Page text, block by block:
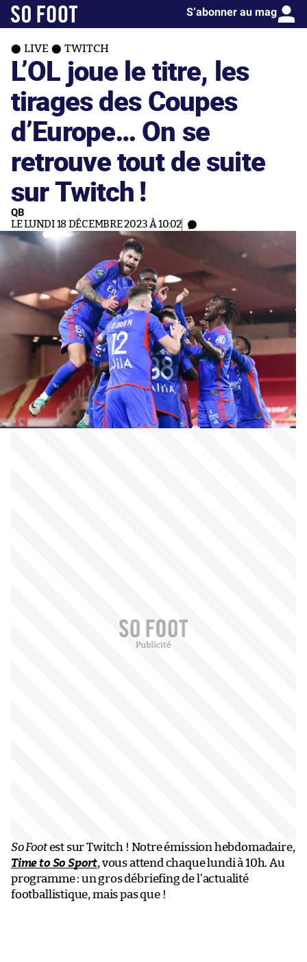
S’abonner au mag
LIVE TWITCH
L’OL joue le titre, les
tirages des Coupes
d’Europe… On se
retrouve tout de suite
sur Twitch !
QB
LE LUNDI 18 DÉCEMBRE 2023 À 10:02
So Footest sur Twitch ! Notre émission hebdomadaire,
Time to So Sport, vous attend chaque lundi à 10h. Au
programme : un gros débriefing de l’actualité
footballistique, mais pas que !